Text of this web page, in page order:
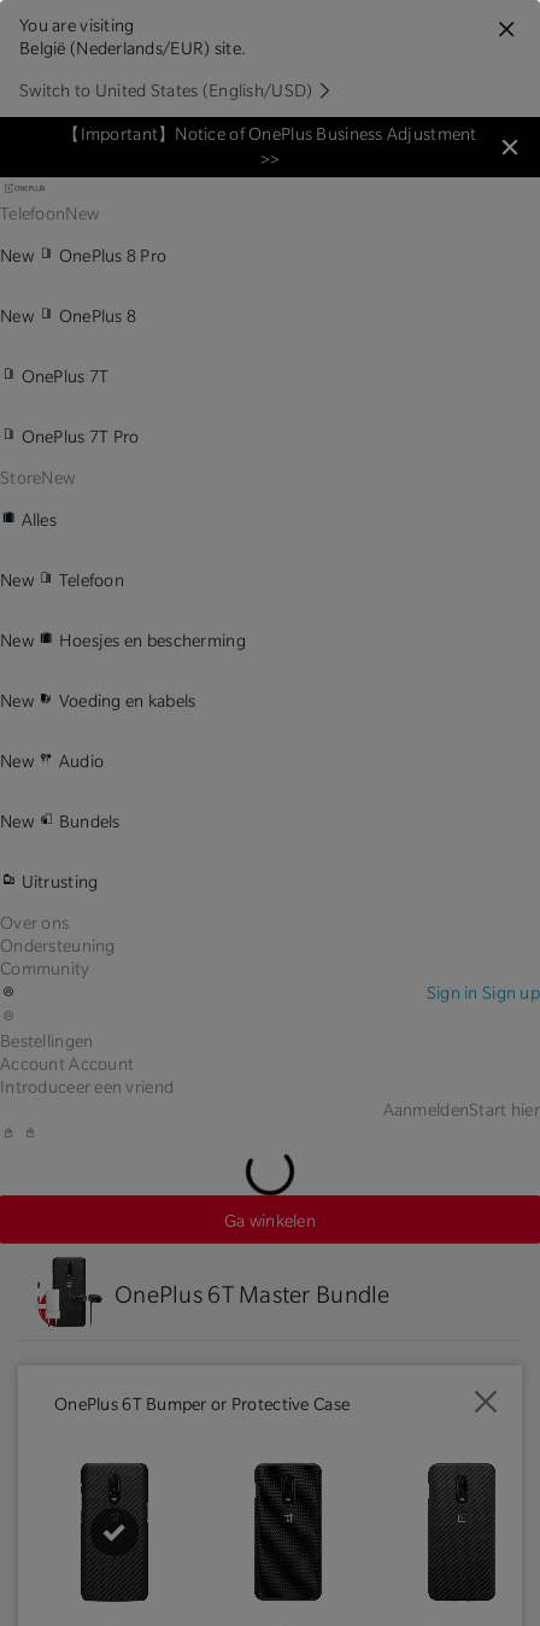
You are visiting
België (Nederlands/EUR) site.
Switch to United States (English/USD)
【Important】Notice of OnePlus Business Adjustment
>>
TelefoonNew
New OnePlus 8 Pro
New OnePlus 8
OnePlus 7T
OnePlus 7T Pro
StoreNew
Alles
New Telefoon
New Hoesjes en bescherming
New Voeding en kabels
New Audio
New Bundels
Uitrusting
Over ons
Ondersteuning
Community
Sign in Sign up
Bestellingen
Account Account
Introduceer een vriend
AanmeldenStart hier
Ga winkelen
OnePlus 6T Master Bundle
OnePlus 6T Bumper or Protective Case